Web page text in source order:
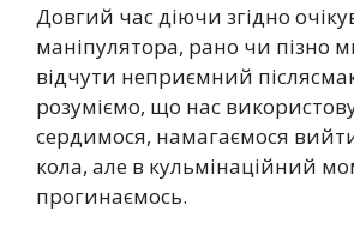
Довгий час діючи згідно
маніпулятора, рано чи пізно
відчути неприємний
розуміємо, що нас
сердимося, намагаємося
кола, але в кульмінаційний
прогинаємось.